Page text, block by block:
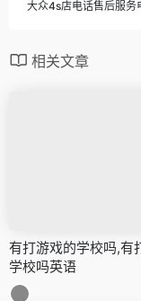
大众4s店电话售后服务
相关文章
有打游戏的学校吗,有
学校吗英语